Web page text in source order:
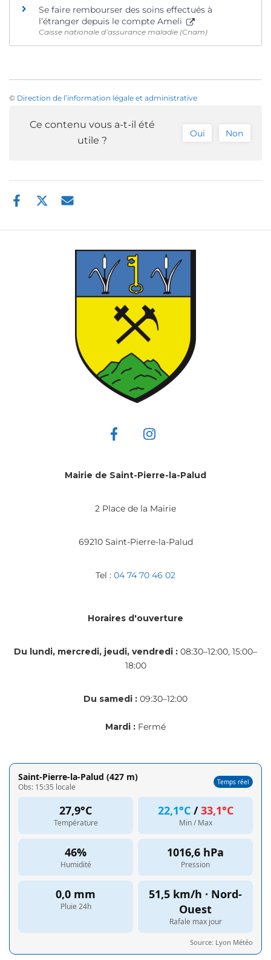
Se faire rembourser des soins effectués à
l’étranger depuis le compte Ameli
Caisse nationale d’assurance maladie (Cnam)
© Direction de l’information légale et administrative
Ce contenu vous a-t-il été
utile ?
Oui Non
Mairie de Saint-Pierre-la-Palud
2 Place de la Mairie
69210 Saint-Pierre-la-Palud
Tel : 04 74 70 46 02
Horaires d'ouverture
Du lundi, mercredi, jeudi, vendredi : 08:30–12:00, 15:00–
18:00
Du samedi : 09:30–12:00
Mardi : Fermé